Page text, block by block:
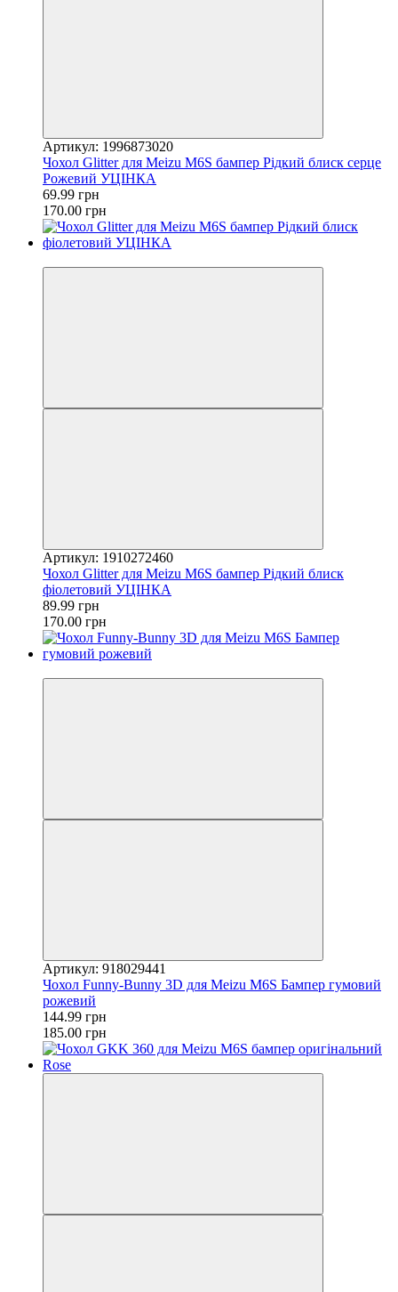
Артикул: 1996873020
Чохол Glitter для Meizu M6S бампер Рідкий блиск серце
Рожевий УЦІНКА
69.99 грн
170.00 грн
Артикул: 1910272460
Чохол Glitter для Meizu M6S бампер Рідкий блиск
фіолетовий УЦІНКА
89.99 грн
170.00 грн
Артикул: 918029441
Чохол Funny-Bunny 3D для Meizu M6S Бампер гумовий
рожевий
144.99 грн
185.00 грн